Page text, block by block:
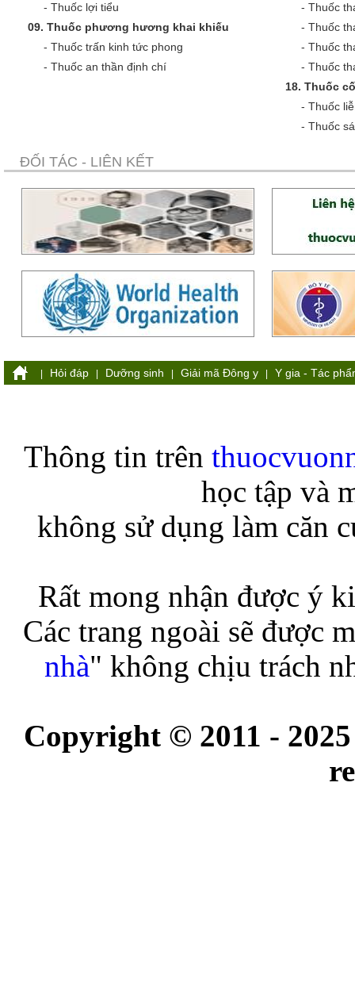
- Thuốc lợi tiểu
09. Thuốc phương hương khai khiếu
- Thuốc trấn kinh tức phong
- Thuốc an thần định chí
- Thuốc
- Thuốc
- Thuốc
- Thuốc
18. Thuốc
- Thuốc
- Thuốc
ĐỐI TÁC - LIÊN KẾT
Hỏi đáp Dưỡng sinh Giải mã Đông y Y gia - Tác
Thông tin trên
học tập và
không sử dụng làm căn
Rất mong nhận được ý
Các trang ngoài sẽ được
nhà" không chịu trách
Copyright © 2011 - 2025